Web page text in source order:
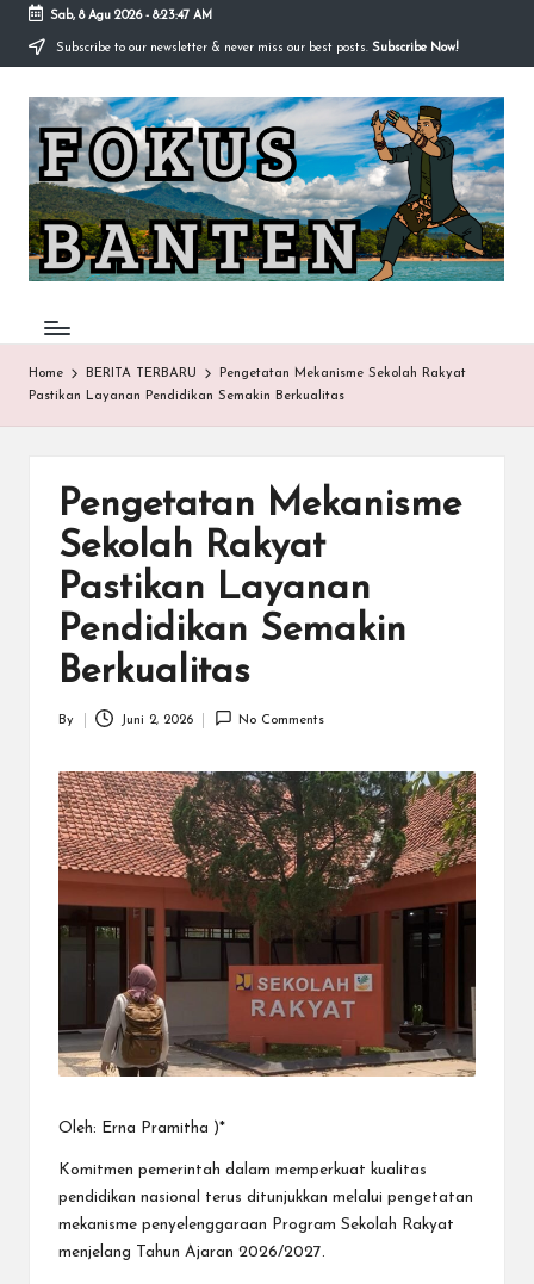
Skip
content
Sab, 8 Agu 2026- 8:23:48 AM
Subscribe to our newsletter & never miss our best posts. Subscribe Now!
F
O
K
U
S-
B
A
N
M
Home BERITA TERBARU
Pengetatan Mekanisme Sekolah Rakyat
Pastikan Layanan Pendidikan Semakin Berkualitas
Pengetatan Mekanisme
Sekolah Rakyat
Pastikan Layanan
Pendidikan Semakin
Berkualitas
Posted
By Juni 2, 2026 No Comments
Oleh: Erna Pramitha )*
Komitmen pemerintah dalam memperkuat kualitas
pendidikan nasional terus ditunjukkan melalui pengetatan
mekanisme penyelenggaraan Program Sekolah Rakyat
menjelang Tahun Ajaran 2026/2027.